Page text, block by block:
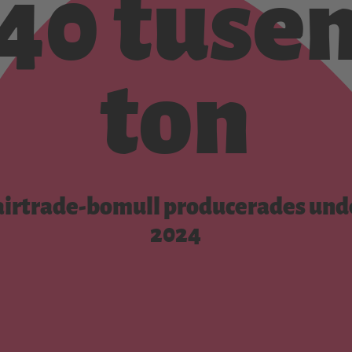
ton
bomull producerades
2024